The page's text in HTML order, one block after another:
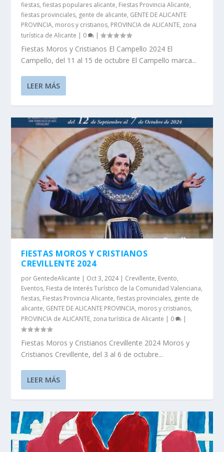
fiestas,fiestas populares alicante, Fiestas Provincia Alicante,
fiestas provinciales, gente de alicante, GENTE DE ALICANTE
PROVINCIA, moros y cristianos, PROVINCIA de ALICANTE, zona
turística de Alicante | 0 |
Fiestas Moros y Cristianos El Campello 2024 El
Campello, del 11 al 15 de octubre El Campello marca...
LEER MÁS
FIESTAS MOROS Y CRISTIANOS
CREVILLENTE 2024
por GentedeAlicante | Oct 3, 2024| Crevillente, Evento,
Eventos, Fiesta de Interés Turístico de la Comunidad Valenciana,
fiestas, Fiestas Provincia Alicante,fiestas provinciales, gente de
alicante, GENTE DE ALICANTE PROVINCIA, moros y cristianos,
PROVINCIA de ALICANTE, zona turística de Alicante | 0 |
Fiestas Moros y Cristianos Crevillente 2024 Moros y
Cristianos Crevillente, del 3 al 6 de octubre...
LEER MÁS